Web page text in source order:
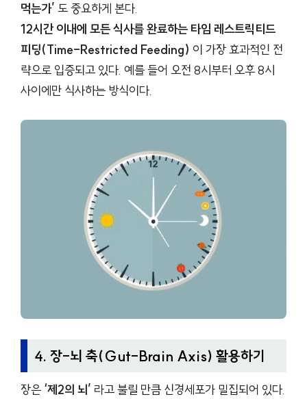
먹는가’ 도 중요하게 본다.
12시간 이내에 모든 식사를 완료하는 타임 레스트릭티드
피딩(Time-Restricted Feeding) 이 가장 효과적인 전
략으로 입증되고 있다. 예를 들어 오전 8시부터 오후 8시
사이에만 식사하는 방식이다.
4. 장-뇌 축(Gut-Brain Axis) 활용하기
장은 ‘제2의 뇌’ 라고 불릴 만큼 신경세포가 밀집되어 있다.